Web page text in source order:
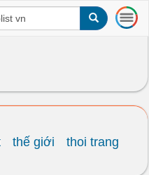
T
o
i
thế giới
thoi trang